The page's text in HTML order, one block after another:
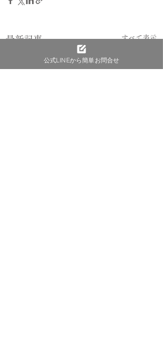
最新記事 すべて表示
公式LINEから簡単お問合せ